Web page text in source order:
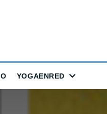
YOGAENRED